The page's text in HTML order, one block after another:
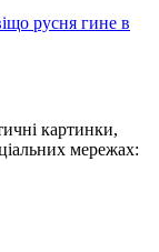
русня гине в
картинки,
мережах: